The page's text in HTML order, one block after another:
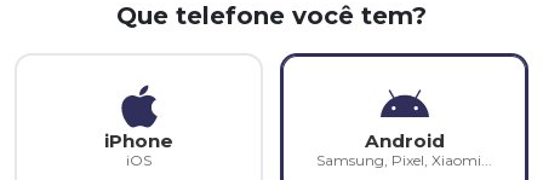
Que telefone você tem?
iPhone
iOS
Android
Samsung, Pixel, Xiaomi...